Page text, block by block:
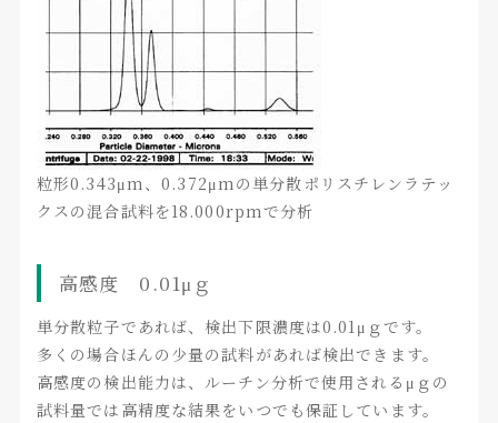
粒形0.343μm、0.372μmの単分散ポリスチレンラテッ
クスの混合試料を18.000rpmで分析
高感度 0.01μｇ
単分散粒子であれば、検出下限濃度は0.01μｇです。
多くの場合ほんの少量の試料があれば検出できます。
高感度の検出能力は、ルーチン分析で使用されるμｇの
試料量では高精度な結果をいつでも保証しています。